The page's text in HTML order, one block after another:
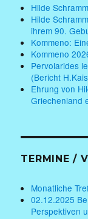
Hilde
Hilde
ihrem 90.
Kommeno:
Kommeno
Pervolarides
(Bericht
Ehrung von
Griechenland
TERMINE /
Monatliche
02.12.2025
Perspektiven